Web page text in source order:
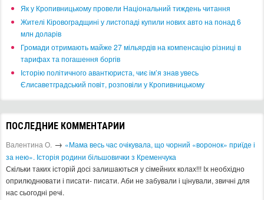
​Як у Кропивницькому провели Національний тиждень читання
​Жителі Кіровоградщині у листопаді купили нових авто на понад 6
млн доларів
​Громади отримають майже 27 мільярдів на компенсацію різниці в
тарифах та погашення боргів
Історію політичного авантюриста, чиє ім’я знав увесь
Єлисаветградський повіт, розповіли у Кропивницькому
ПОСЛЕДНИЕ КОММЕНТАРИИ
Валентина О. → «Мама весь час очікувала, що чорний «воронок» приїде і
за нею». Історія родини більшовички з Кременчука
Скільки таких історій досі залишаються у сімейних колах!!! Іх необхідно
оприлюднювати і писати- писати. Аби не забували і цінували, звичні для
нас сьогодні речі.